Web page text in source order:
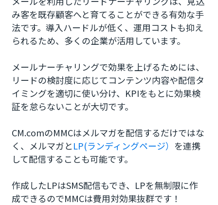
み客を既存顧客へと育てることができる有効な手
法です。導入ハードルが低く、運用コストも抑え
られるため、多くの企業が活用しています。
メールナーチャリングで効果を上げるためには、
リードの検討度に応じてコンテンツ内容や配信タ
イミングを適切に使い分け、KPIをもとに効果検
証を怠らないことが大切です。
CM.comのMMCはメルマガを配信するだけではな
く、メルマガとLP(ランディングページ） を連携
して配信することも可能です。
作成したLPはSMS配信もでき、LPを無制限に作
成できるのでMMCは費用対効果抜群です！